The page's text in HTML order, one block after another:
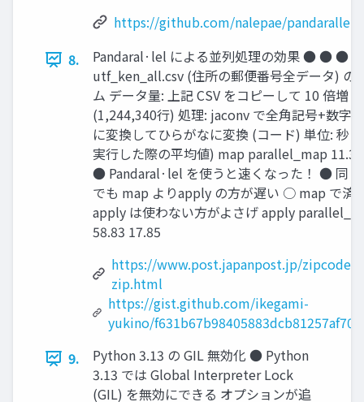
https://github.com/nalepae/pandarallel
8.
Pandaral·lel による並列処理の効果 ● ● ●
utf_ken_all.csv (住所の郵便番号全データ) の
ム データ量: 上記 CSV をコピーして 10 倍増し
(1,244,340行) 処理: jaconv で全角記号+数字
に変換してひらがなに変換 (コード) 単位: 秒
実行した際の平均値) map parallel_map
● Pandaral·lel を使うと速くなった！ ● 同
でも map よりapply の方が遅い ○ map で済
apply は使わない方がよさげ apply
58.83 17.85
https://www.post.japanpost.jp/zipcode/
zip.html
https://gist.github.com/ikegami-
yukino/
9.
Python 3.13 の GIL 無効化 ● Python
3.13 では Global Interpreter Lock
(GIL) を無効にできる オプションが追